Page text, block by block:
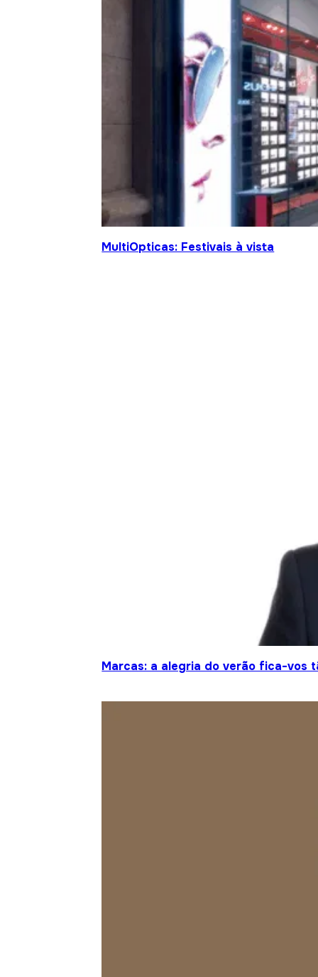
MultiOpticas: Festivais à vista
Marcas: a alegria do verão fica-vos